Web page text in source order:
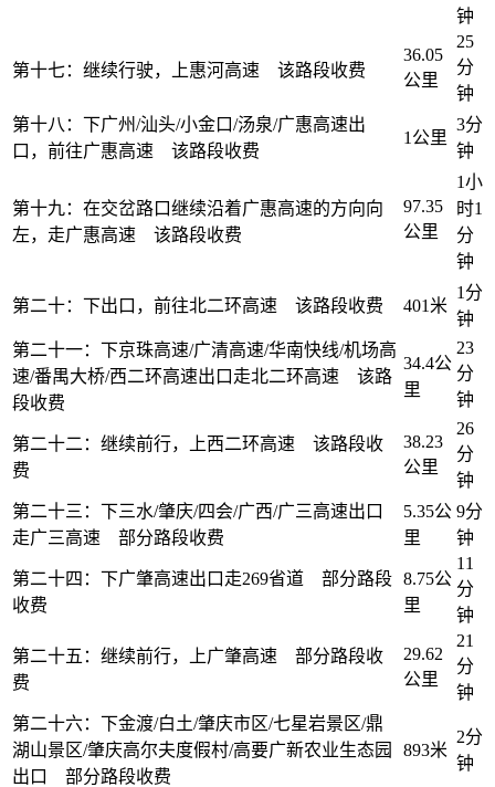
钟
第十七：继续行驶，上惠河高速 该路段收费
36.05
公里
25
分
钟
第十八：下广州/汕头/小金口/汤泉/广惠高速出
口，前往广惠高速 该路段收费
1公里
3分
钟
第十九：在交岔路口继续沿着广惠高速的方向向
左，走广惠高速 该路段收费
97.35
公里
1小
时1
分
钟
第二十：下出口，前往北二环高速 该路段收费 401米
1分
钟
第二十一：下京珠高速/广清高速/华南快线/机场高
速/番禺大桥/西二环高速出口走北二环高速 该路
段收费
34.4公
里
23
分
钟
第二十二：继续前行，上西二环高速 该路段收
费
38.23
公里
26
分
钟
第二十三：下三水/肇庆/四会/广西/广三高速出口
走广三高速 部分路段收费
5.35公
里
9分
钟
第二十四：下广肇高速出口走269省道 部分路段
收费
8.75公
里
11
分
钟
第二十五：继续前行，上广肇高速 部分路段收
费
29.62
公里
21
分
钟
第二十六：下金渡/白土/肇庆市区/七星岩景区/鼎
湖山景区/肇庆高尔夫度假村/高要广新农业生态园
出口 部分路段收费
893米
2分
钟